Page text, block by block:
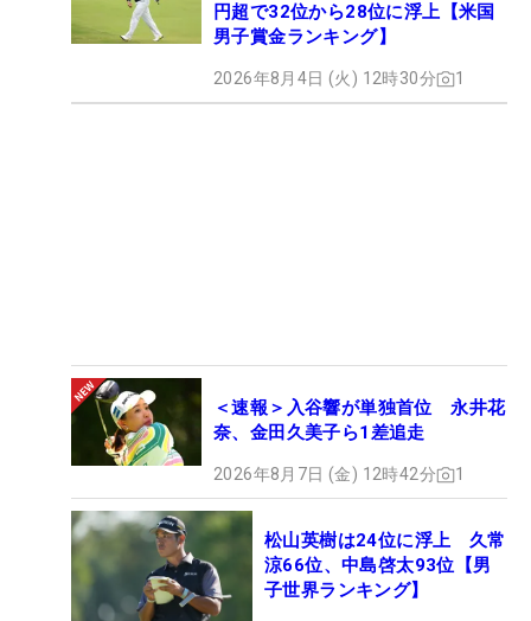
円超で32位から28位に浮上【米国
男子賞金ランキング】
2026年8月4日 (火) 12時30分 1
＜速報＞入谷響が単独首位 永井花
奈、金田久美子ら1差追走
2026年8月7日 (金) 12時42分 1
松山英樹は24位に浮上 久常
涼66位、中島啓太93位【男
子世界ランキング】